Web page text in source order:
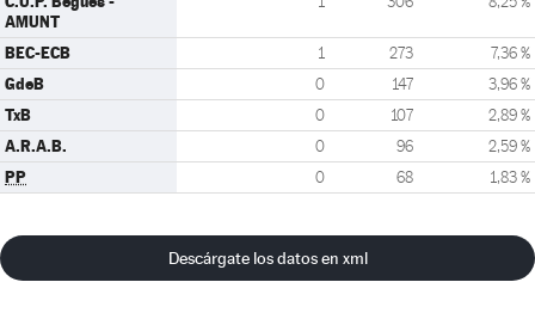
AMUNT
BEC-ECB 1 273 7,36 %
GdeB 0 147 3,96 %
TxB 0 107 2,89 %
A.R.A.B. 0 96 2,59 %
PP 0 68 1,83 %
Descárgate los datos en xml